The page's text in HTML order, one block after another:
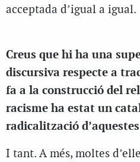
acceptada d’igual a igual.
Creus que hi ha una
discursiva respecte a
fa a la construcció del
racisme ha estat un
radicalització
I tant. A més, moltes